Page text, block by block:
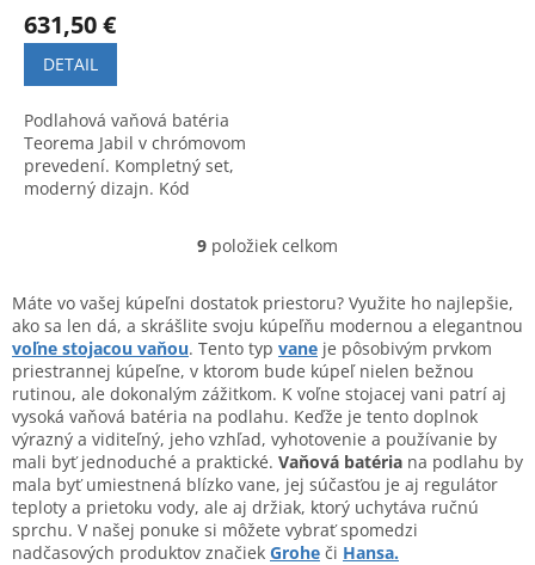
631,50 €
DETAIL
Podlahová vaňová batéria
Teorema Jabil v chrómovom
prevedení. Kompletný set,
moderný dizajn. Kód
O
l
á
d
a
c
i
e
p
r
v
k
y
9 položiek celkom
Máte vo vašej kúpeľni dostatok priestoru? Využite ho najlepšie,
ako sa len dá, a skrášlite svoju kúpeľňu modernou a elegantnou
voľne stojacou vaňou. Tento typ vane je pôsobivým prvkom
priestrannej kúpeľne, v ktorom bude kúpeľ nielen bežnou
rutinou, ale dokonalým zážitkom. K voľne stojacej vani patrí aj
vysoká vaňová batéria na podlahu. Keďže je tento doplnok
výrazný a viditeľný, jeho vzhľad, vyhotovenie a používanie by
mali byť jednoduché a praktické. Vaňová batéria na podlahu by
mala byť umiestnená blízko vane, jej súčasťou je aj regulátor
teploty a prietoku vody, ale aj držiak, ktorý uchytáva ručnú
sprchu. V našej ponuke si môžete vybrať spomedzi
nadčasových produktov značiek Grohe či Hansa.